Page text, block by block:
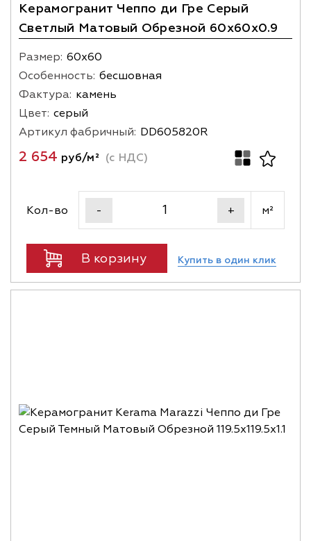
Керамогранит Чеппо ди Гре Серый
Светлый Матовый Обрезной 60x60x0.9
Размер: 60х60
Особенность: бесшовная
Фактура: камень
Цвет: серый
Артикул фабричный: DD605820R
2 654 руб/м² (с НДС)
Кол-во - + м²
В корзину Купить в один клик